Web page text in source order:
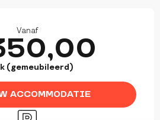
Vanaf
(gemeubileerd)
ACCOMMODATIE
Parkeerplaats